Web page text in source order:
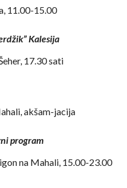
11.00-15.00
” Kalesija
17.30 sati
akšam-jacija
program
na Mahali, 15.00-23.00